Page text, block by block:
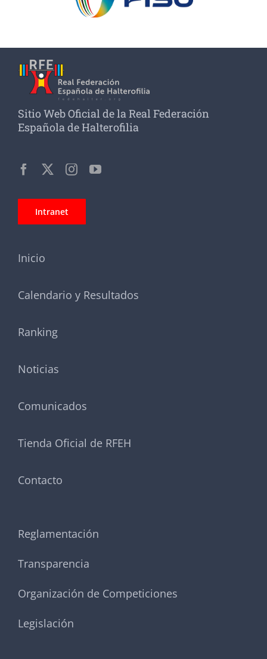
Sitio Web Oficial de la Real Federación
Española de Halterofilia
Intranet
Inicio
Calendario y Resultados
Ranking
Noticias
Comunicados
Tienda Oficial de RFEH
Contacto
Reglamentación
Transparencia
Organización de Competiciones
Legislación